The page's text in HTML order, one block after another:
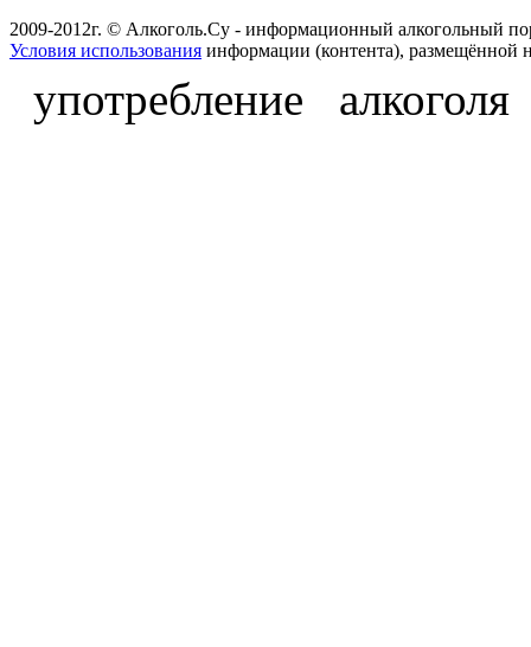
2009-2012г. © Алкоголь.Су - информационный алкогольный
Условия использования информации (контента), размещённой
употребление